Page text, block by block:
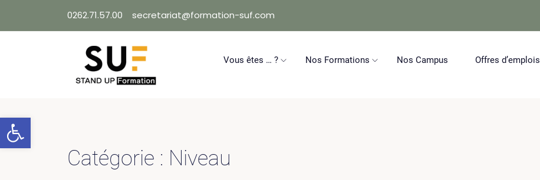
to
0262.71.57.00 secretariat@formation-suf.com
Vous êtes … ? Nos Formations Nos Campus Offres d’emplois
Catégorie : Niveau
Ouvrir la barre d’outils